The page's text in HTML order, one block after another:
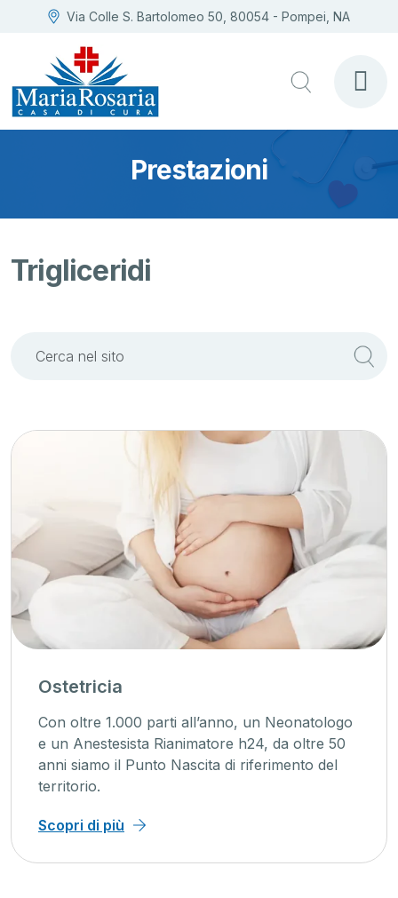
Via Colle S. Bartolomeo 50, 80054 - Pompei, NA
Prestazioni
Trigliceridi
Ostetricia
Con oltre 1.000 parti all’anno, un Neonatologo
e un Anestesista Rianimatore h24, da oltre 50
anni siamo il Punto Nascita di riferimento del
territorio.
Scopri di più